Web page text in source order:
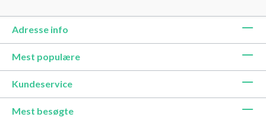
Adresse info
Mest populære
Kundeservice
Mest besøgte